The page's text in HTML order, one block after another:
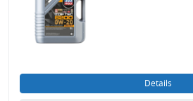
Details